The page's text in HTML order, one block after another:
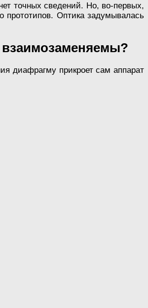
точных сведений. Но, во-первых,
прототипов. Оптика задумывалась
диафрагму прикроет сам аппарат